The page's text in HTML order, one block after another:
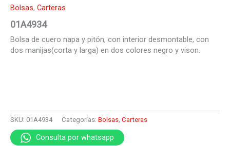
Bolsas, Carteras
01A4934
Bolsa de cuero napa y pitón, con interior desmontable, con
dos manijas(corta y larga) en dos colores negro y vison.
SKU: 01A4934 Categorías: Bolsas Carteras
Consulta por whatsapp